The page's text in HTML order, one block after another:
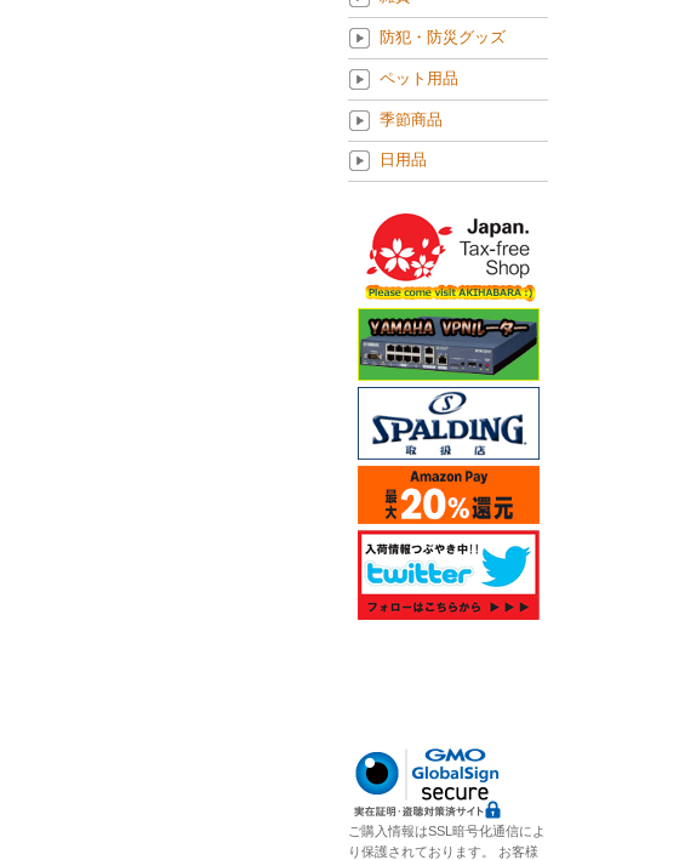
防犯・防災グッズ
ペット用品
季節商品
日用品
ご購入情報はSSL暗号化通信によ
り保護されております。 お客様